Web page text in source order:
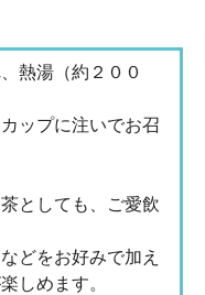
熱湯（約２００
ップに注いでお召
としても、ご愛飲
どをお好みで加え
楽しめます。